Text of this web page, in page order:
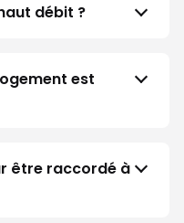
débit ?
est
être raccordé à